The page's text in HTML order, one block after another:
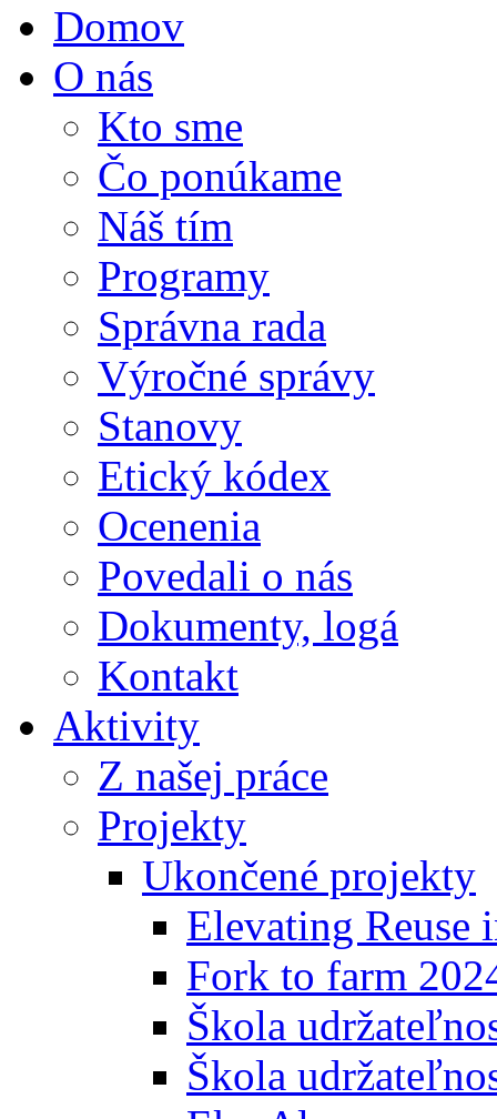
Domov
O nás
Kto sme
Čo ponúkame
Náš tím
Programy
Správna rada
Výročné správy
Stanovy
Etický kódex
Ocenenia
Povedali o nás
Dokumenty, logá
Kontakt
Aktivity
Z našej práce
Projekty
Ukončené projekty
Elevating Reuse
Fork to farm
Škola
Škola